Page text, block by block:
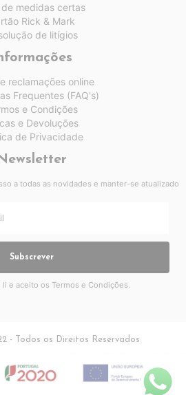
de medidas certas
Rick & Mark
de litígios
reclamações online
Frequentes (FAQ's)
e Condições
e Devoluções
de Privacidade
a todas as novidades e manter-se atualizado
Subscrever
li e aceito os Termos e Condições.
- Todos os Direitos Reservados